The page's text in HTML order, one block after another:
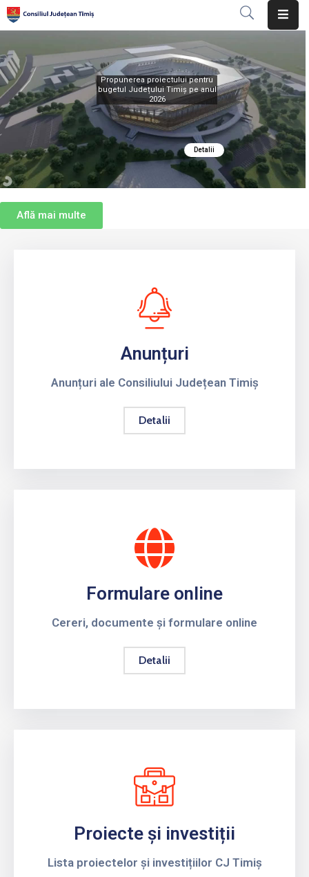
Despre
instituție
Informații
de
interes
public
Transparență
decizională
Propunerea proiectului pentru
bugetul Județului Timiș pe anul
2026
Detalii
Află mai multe
Anunțuri
Anunțuri ale Consiliului Județean Timiș
Detalii
Formulare online
Cereri, documente și formulare online
Detalii
Proiecte și investiții
Lista proiectelor și investițiilor CJ Timiș